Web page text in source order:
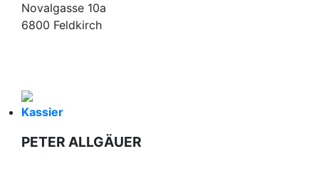
Novalgasse 10a
6800 Feldkirch
Kassier
PETER ALLGÄUER